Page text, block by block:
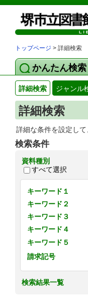
トップページ > 詳細検索
かんたん検索
詳細検索 ジャンル
詳細検索
詳細な条件を設定して
検索条件
資料種別
すべて選択
キーワード１
キーワード２
キーワード３
キーワード４
キーワード５
請求記号
検索結果一覧